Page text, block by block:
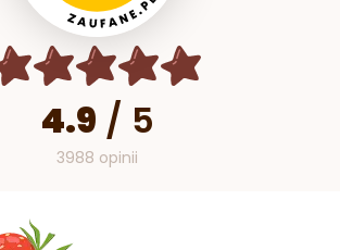
4.9 / 5
3988 opinii